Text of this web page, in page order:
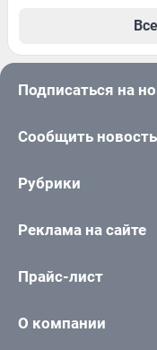
Подписаться на
Сообщить новость
Рубрики
Реклама на сайте
Прайс-лист
О компании